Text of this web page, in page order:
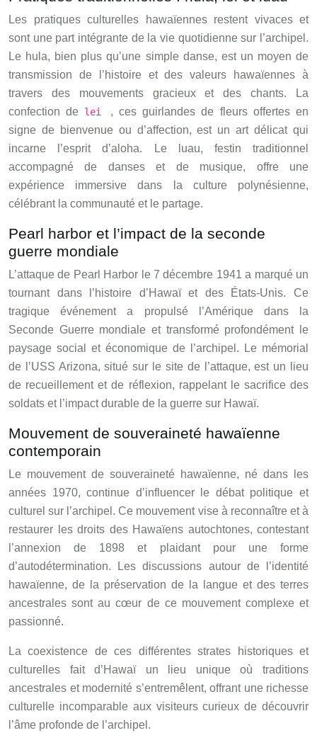
Les pratiques culturelles hawaïennes restent vivaces et
sont une part intégrante de la vie quotidienne sur l’archipel.
Le hula, bien plus qu’une simple danse, est un moyen de
transmission de l’histoire et des valeurs hawaïennes à
travers des mouvements gracieux et des chants. La
confection de lei , ces guirlandes de fleurs offertes en
signe de bienvenue ou d’affection, est un art délicat qui
incarne l’esprit d’aloha. Le luau, festin traditionnel
accompagné de danses et de musique, offre une
expérience immersive dans la culture polynésienne,
célébrant la communauté et le partage.
Pearl harbor et l’impact de la seconde
guerre mondiale
L’attaque de Pearl Harbor le 7 décembre 1941 a marqué un
tournant dans l’histoire d’Hawaï et des États-Unis. Ce
tragique événement a propulsé l’Amérique dans la
Seconde Guerre mondiale et transformé profondément le
paysage social et économique de l’archipel. Le mémorial
de l’USS Arizona, situé sur le site de l’attaque, est un lieu
de recueillement et de réflexion, rappelant le sacrifice des
soldats et l’impact durable de la guerre sur Hawaï.
Mouvement de souveraineté hawaïenne
contemporain
Le mouvement de souveraineté hawaïenne, né dans les
années 1970, continue d’influencer le débat politique et
culturel sur l’archipel. Ce mouvement vise à reconnaître et à
restaurer les droits des Hawaïens autochtones, contestant
l’annexion de 1898 et plaidant pour une forme
d’autodétermination. Les discussions autour de l’identité
hawaïenne, de la préservation de la langue et des terres
ancestrales sont au cœur de ce mouvement complexe et
passionné.
La coexistence de ces différentes strates historiques et
culturelles fait d’Hawaï un lieu unique où traditions
ancestrales et modernité s’entremêlent, offrant une richesse
culturelle incomparable aux visiteurs curieux de découvrir
l’âme profonde de l’archipel.